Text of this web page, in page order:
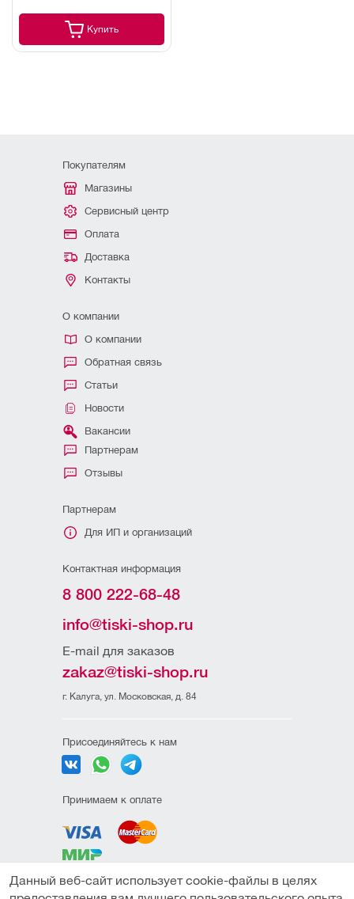
Купить
Покупателям
Магазины
Сервисный центр
Оплата
Доставка
Контакты
О компании
О компании
Обратная связь
Статьи
Новости
Вакансии
Партнерам
Отзывы
Партнерам
Для ИП и организаций
Контактная информация
8 800 222-68-48
info@tiski-shop.ru
E-mail для заказов
zakaz@tiski-shop.ru
г. Калуга, ул. Московская, д. 84
Присоединяйтесь к нам
Принимаем к оплате
Данный веб-сайт использует cookie-файлы в целях